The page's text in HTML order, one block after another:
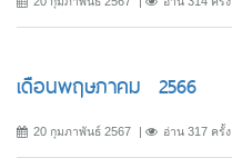
เดือนพฤษภาคม 2566
20 กุมภาพันธ์ 2567 อ่าน 317 ครั้ง